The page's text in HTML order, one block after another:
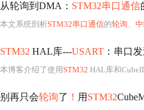
从轮询到DMA： STM32串口通信
本文系统剖析STM32串口通信的轮询、
STM32 HAL库---USART ：串口
本博客介绍了使用STM32 HAL库和
别再只会轮询了 ！ 用 STM32